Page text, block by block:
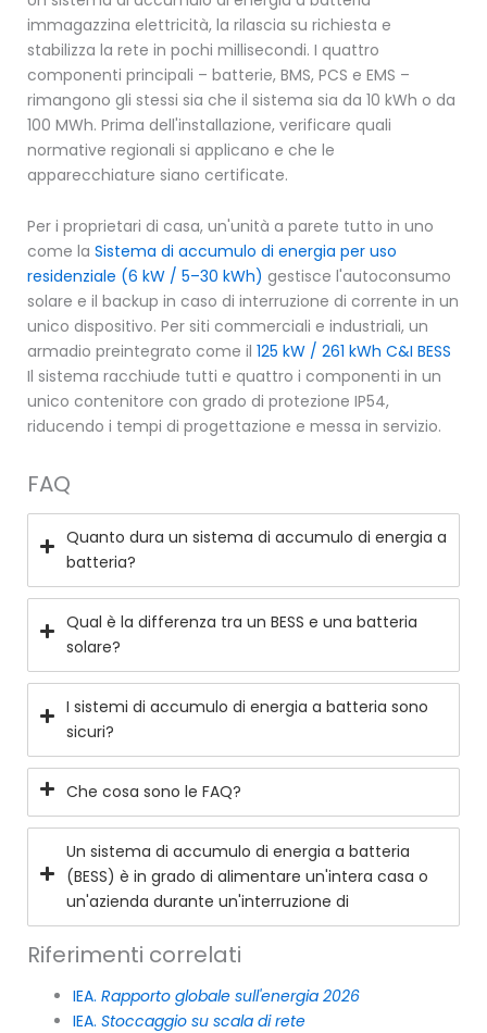
immagazzina elettricità, la rilascia su richiesta e
stabilizza la rete in pochi millisecondi. I quattro
componenti principali – batterie, BMS, PCS e EMS –
rimangono gli stessi sia che il sistema sia da 10 kWh o da
100 MWh. Prima dell'installazione, verificare quali
normative regionali si applicano e che le
apparecchiature siano certificate.
Per i proprietari di casa, un'unità a parete tutto in uno
come la Sistema di accumulo di energia per uso
residenziale (6 kW / 5–30 kWh) gestisce l'autoconsumo
solare e il backup in caso di interruzione di corrente in un
unico dispositivo. Per siti commerciali e industriali, un
armadio preintegrato come il 125 kW / 261 kWh C&I BESS
Il sistema racchiude tutti e quattro i componenti in un
unico contenitore con grado di protezione IP54,
riducendo i tempi di progettazione e messa in servizio.
FAQ
Quanto dura un sistema di accumulo di energia a
batteria?
Qual è la differenza tra un BESS e una batteria
solare?
I sistemi di accumulo di energia a batteria sono
sicuri?
Che cosa sono le FAQ?
Un sistema di accumulo di energia a batteria
(BESS) è in grado di alimentare un'intera casa o
un'azienda durante un'interruzione di
Riferimenti correlati
IEA. Rapporto globale sull'energia 2026
IEA. Stoccaggio su scala di rete